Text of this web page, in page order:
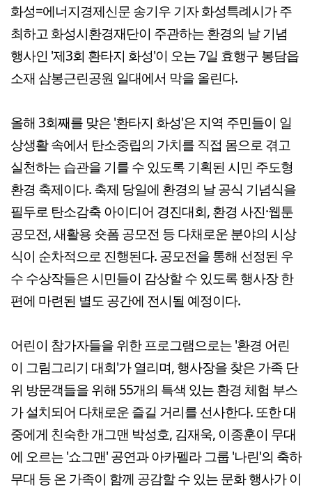
화성=에너지경제신문 송기우 기자 화성특례시가 주
최하고 화성시환경재단이 주관하는 환경의 날 기념
행사인 '제3회 환타지 화성'이 오는 7일 효행구 봉담읍
소재 삼봉근린공원 일대에서 막을 올린다.
올해 3회째를 맞은 '환타지 화성'은 지역 주민들이 일
상생활 속에서 탄소중립의 가치를 직접 몸으로 겪고
실천하는 습관을 기를 수 있도록 기획된 시민 주도형
환경 축제이다. 축제 당일에 환경의 날 공식 기념식을
필두로 탄소감축 아이디어 경진대회, 환경 사진·웹툰
공모전, 새활용 숏폼 공모전 등 다채로운 분야의 시상
식이 순차적으로 진행된다. 공모전을 통해 선정된 우
수 수상작들은 시민들이 감상할 수 있도록 행사장 한
편에 마련된 별도 공간에 전시될 예정이다.
어린이 참가자들을 위한 프로그램으로는 '환경 어린
이 그림그리기 대회'가 열리며, 행사장을 찾은 가족 단
위 방문객들을 위해 55개의 특색 있는 환경 체험 부스
가 설치되어 다채로운 즐길 거리를 선사한다. 또한 대
중에게 친숙한 개그맨 박성호, 김재욱, 이종훈이 무대
에 오르는 '쇼그맨' 공연과 아카펠라 그룹 '나린'의 축하
무대 등 온 가족이 함께 공감할 수 있는 문화 행사가 이